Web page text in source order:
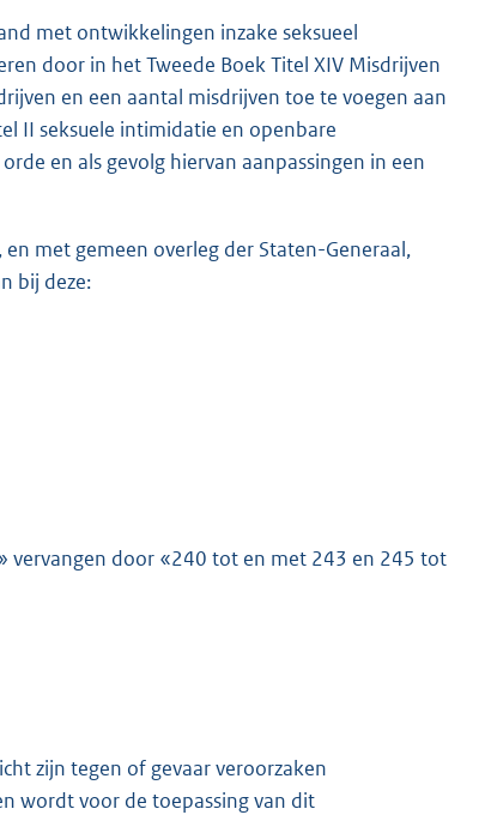
met ontwikkelingen inzake seksueel
door in het Tweede Boek Titel XIV Misdrijven
en een aantal misdrijven toe te voegen aan
II seksuele intimidatie en openbare
en als gevolg hiervan aanpassingen in een
met gemeen overleg der Staten-Generaal,
bij deze:
vervangen door «240 tot en met 243 en 245 tot
zijn tegen of gevaar veroorzaken
wordt voor de toepassing van dit